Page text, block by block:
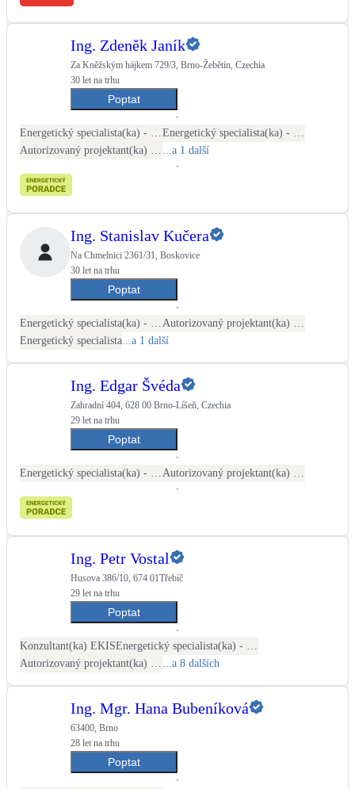
Ing. Zdeněk Janík
Za Kněžským hájkem 729/3, Brno-Žebětín, Czechia
30 let na trhu
Poptat
...a 1 další
Ing. Stanislav Kučera
Na Chmelnici 2361/31, Boskovice
30 let na trhu
Poptat
Energetický specialista ...a 1 další
Ing. Edgar Švéda
Zahradní 404, 628 00 Brno-Líšeň, Czechia
29 let na trhu
Poptat
Ing. Petr Vostal
Husova 386/10, 674 01Třebíč
29 let na trhu
Poptat
Konzultant(ka) EKIS
...a 8 dalších
Ing. Mgr. Hana Bubeníková
63400, Brno
28 let na trhu
Poptat